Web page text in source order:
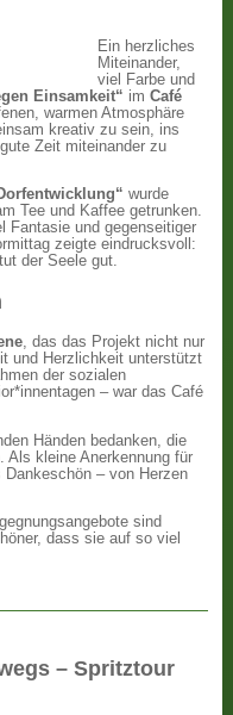
Ein herzliches
Miteinander,
viel Farbe und
Einsamkeit“ imCafé
warmen Atmosphäre
kreativ zu sein, ins
Zeit miteinander zu
wurde
Tee und Kaffee getrunken.
Fantasie und gegenseitiger
zeigte eindrucksvoll:
der Seele gut.
, das das Projekt nicht nur
und Herzlichkeit unterstützt
der sozialen
– war das Café
Händen bedanken, die
Als kleine Anerkennung für
– von Herzen
sind
dass sie auf so viel
– Spritztour